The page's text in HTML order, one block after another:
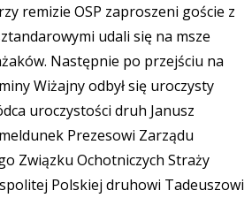
remizie OSP zaproszeni goście z
udali się na msze
Następnie po przejściu na
Wiżajny odbył się uroczysty
uroczystości druh Janusz
Prezesowi Zarządu
Związku Ochotniczych Straży
Polskiej druhowi Tadeuszowi